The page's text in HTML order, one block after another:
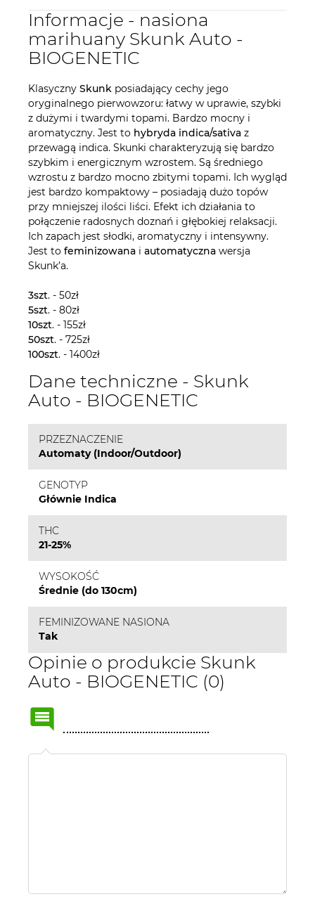
Informacje - nasiona
marihuany Skunk Auto -
BIOGENETIC
Klasyczny Skunk posiadający cechy jego
oryginalnego pierwowzoru: łatwy w uprawie, szybki
z dużymi i twardymi topami. Bardzo mocny i
aromatyczny. Jest to hybryda indica/sativa z
przewagą indica. Skunki charakteryzują się bardzo
szybkim i energicznym wzrostem. Są średniego
wzrostu z bardzo mocno zbitymi topami. Ich wygląd
jest bardzo kompaktowy – posiadają dużo topów
przy mniejszej ilości liści. Efekt ich działania to
połączenie radosnych doznań i głębokiej relaksacji.
Ich zapach jest słodki, aromatyczny i intensywny.
Jest to feminizowana i automatyczna wersja
Skunk’a.
3szt. - 50zł
5szt. - 80zł
10szt. - 155zł
50szt. - 725zł
100szt. - 1400zł
Dane techniczne - Skunk
Auto - BIOGENETIC
PRZEZNACZENIE
Automaty (Indoor/Outdoor)
GENOTYP
Głównie Indica
THC
21-25%
WYSOKOŚĆ
Średnie (do 130cm)
FEMINIZOWANE NASIONA
Tak
Opinie o produkcie Skunk
Auto - BIOGENETIC (0)